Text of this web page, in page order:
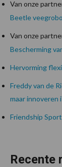
Van onze
Beetle
Van onze
Bescherming
Hervorming
Freddy van de
maar innoveren
Friendship
Recente